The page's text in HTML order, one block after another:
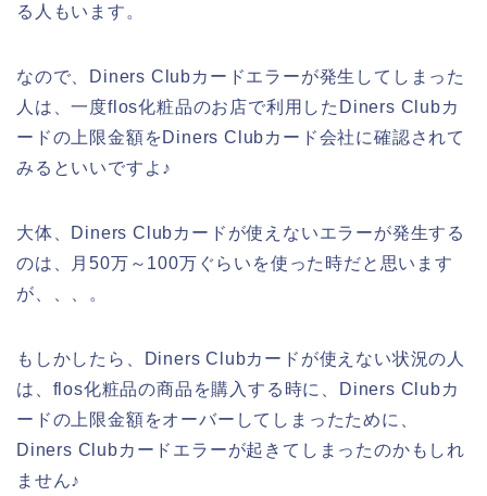
る人もいます。
なので、Diners Clubカードエラーが発生してしまった
人は、一度flos化粧品のお店で利用したDiners Clubカ
ードの上限金額をDiners Clubカード会社に確認されて
みるといいですよ♪
大体、Diners Clubカードが使えないエラーが発生する
のは、月50万～100万ぐらいを使った時だと思います
が、、、。
もしかしたら、Diners Clubカードが使えない状況の人
は、flos化粧品の商品を購入する時に、Diners Clubカ
ードの上限金額をオーバーしてしまったために、
Diners Clubカードエラーが起きてしまったのかもしれ
ません♪